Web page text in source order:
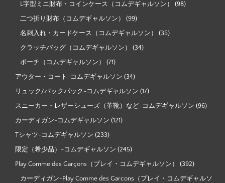
L字型ミニ財布・コインケース（コムデギャルソン） (98)
二つ折り財布（コムデギャルソン） (99)
名刺入れ・カードケース（コムデギャルソン） (35)
クラッチバッグ（コムデギャルソン） (34)
ポーチ（コムデギャルソン） (71)
アウター・コート-コムデギャルソン (34)
リュック/バックパック-コムデギャルソン (17)
スニーカー・レザーシューズ（革靴）など-コムデギャルソン (96)
カーディガン-コムデギャルソン (121)
Tシャツ-コムデギャルソン (233)
限定（希少品）-コムデギャルソン (245)
Play Comme des Garçons（プレイ・コムデギャルソン） (392)
カーディガン-Play Comme des Garcons（プレイ・コムデギャルソ